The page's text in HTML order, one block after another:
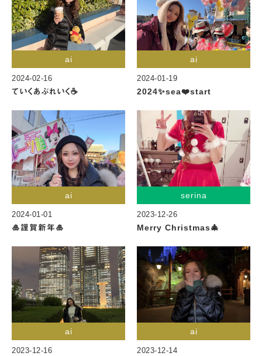
ai
2024-02-16
ていくあぶれいく☕️
ai
2024-01-19
2024✨sea❤️start
ai
2024-01-01
🎍謹賀新年🎍
serina
2023-12-26
Merry Christmas🎄
ai
2023-12-16
ai
2023-12-14